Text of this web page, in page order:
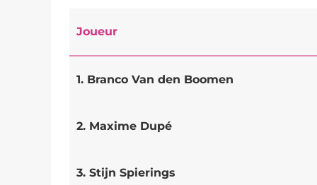
Joueur
1. Branco Van den Boomen
2. Maxime Dupé
3. Stijn Spierings